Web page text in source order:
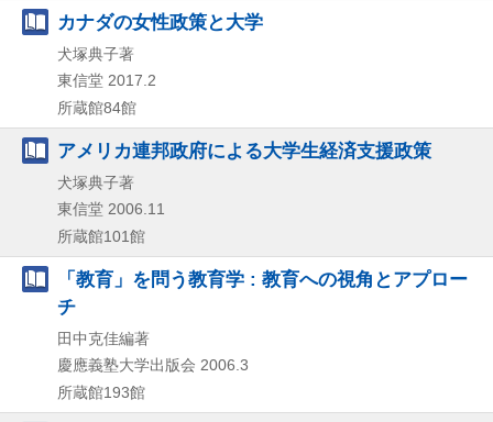
カナダの女性政策と大学
犬塚典子著
東信堂 2017.2
所蔵館84館
アメリカ連邦政府による大学生経済支援政策
犬塚典子著
東信堂 2006.11
所蔵館101館
「教育」を問う教育学 : 教育への視角とアプロー
チ
田中克佳編著
慶應義塾大学出版会 2006.3
所蔵館193館